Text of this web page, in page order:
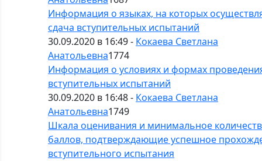
Информация о языках, на которых
сдача вступительных испытаний
30.09.2020 в 16:49 - Кокаева Светлана
Анатольевна1774
Информация о условиях и формах
вступительных испытаний
30.09.2020 в 16:48 - Кокаева Светлана
Анатольевна1749
Шкала оценивания и минимальное
баллов, подтверждающие успешное
вступительного испытания